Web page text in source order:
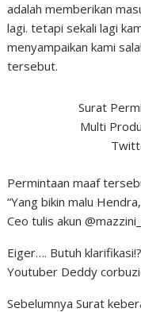
adalah memberikan
lagi. tetapi sekali lagi
menyampaikan kami
tersebut.
Surat
Multi
Permintaan maaf
“Yang bikin malu
Ceo tulis akun
Eiger…. Butuh
Youtuber Deddy
Sebelumnya Surat